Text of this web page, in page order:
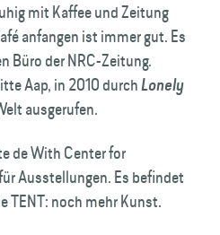
mit Kaffee und Zeitung
anfangen ist immer gut. Es
Büro der NRC-Zeitung.
Aap, in 2010 durchLonely
ausgerufen.
de With Center for
Ausstellungen. Es befindet
TENT: noch mehr Kunst.